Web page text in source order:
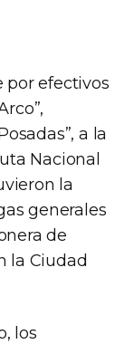
por efectivos
a la
Nacional
la
generales
de
la Ciudad
los